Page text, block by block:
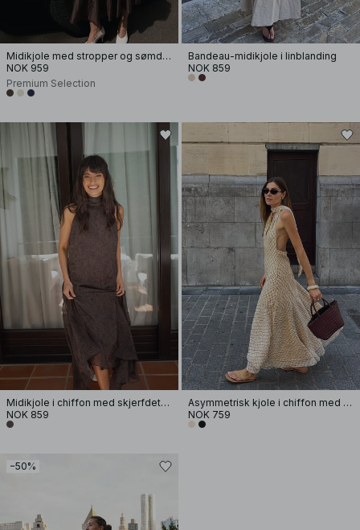
Midikjole med stropper og sømdetaljer
NOK 959
Premium Selection
Bandeau-midikjole i linblanding
NOK 859
Midikjole i chiffon med skjerfdetaljer
NOK 859
Asymmetrisk kjole i chiffon med halterneck
NOK 759
−50%